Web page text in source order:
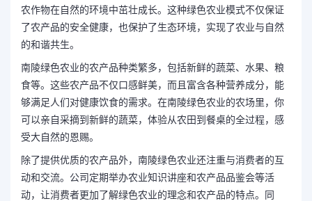
农作物在自然的环境中茁壮成长。这种绿色农业模式不仅保证
了农产品的安全健康，也保护了生态环境，实现了农业与自然
的和谐共生。
南陵绿色农业的农产品种类繁多，包括新鲜的蔬菜、水果、粮
食等。这些农产品不仅口感鲜美，而且富含各种营养成分，能
够满足人们对健康饮食的需求。在南陵绿色农业的农场里，你
可以亲自采摘到新鲜的蔬菜，体验从农田到餐桌的全过程，感
受大自然的恩赐。
除了提供优质的农产品外，南陵绿色农业还注重与消费者的互
动和交流。公司定期举办农业知识讲座和农产品品鉴会等活
动，让消费者更加了解绿色农业的理念和农产品的特点。同